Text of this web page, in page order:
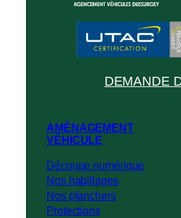
DEMANDE
AMÉNAGEMENT
VÉHICULE
Découpe numérique
Nos habillages
Nos planchers
Protections